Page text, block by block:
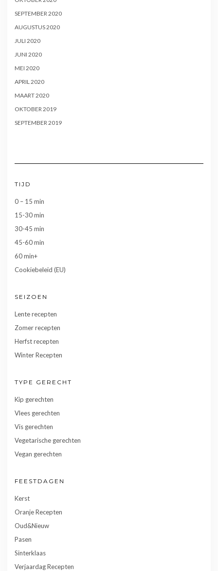
SEPTEMBER 2020
AUGUSTUS 2020
JULI 2020
JUNI 2020
MEI 2020
APRIL 2020
MAART 2020
OKTOBER 2019
SEPTEMBER 2019
TIJD
0 – 15 min
15-30 min
30-45 min
45-60 min
60 min+
Cookiebeleid (EU)
SEIZOEN
Lente recepten
Zomer recepten
Herfst recepten
Winter Recepten
TYPE GERECHT
Kip gerechten
Vlees gerechten
Vis gerechten
Vegetarische gerechten
Vegan gerechten
FEESTDAGEN
Kerst
Oranje Recepten
Oud&Nieuw
Pasen
Sinterklaas
Verjaardag Recepten